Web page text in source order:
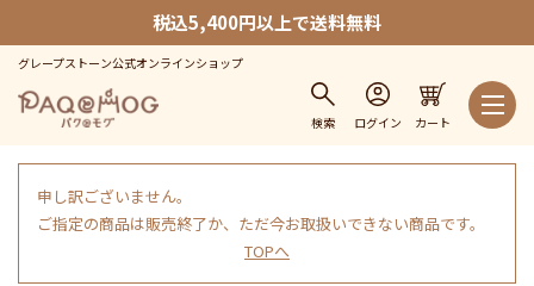
税込5,400円以上で送料無料
グレープストーン公式オンラインショップ
検索 ログイン カート
申し訳ございません。
ご指定の商品は販売終了か、ただ今お取扱いできない商品です。
TOPへ